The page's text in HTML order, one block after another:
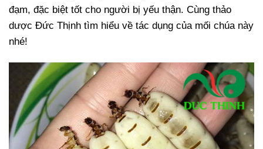
đạm, đặc biệt tốt cho người bị yếu thận. Cùng thảo
dược Đức Thịnh tìm hiểu về tác dụng của mối chúa này
nhé!